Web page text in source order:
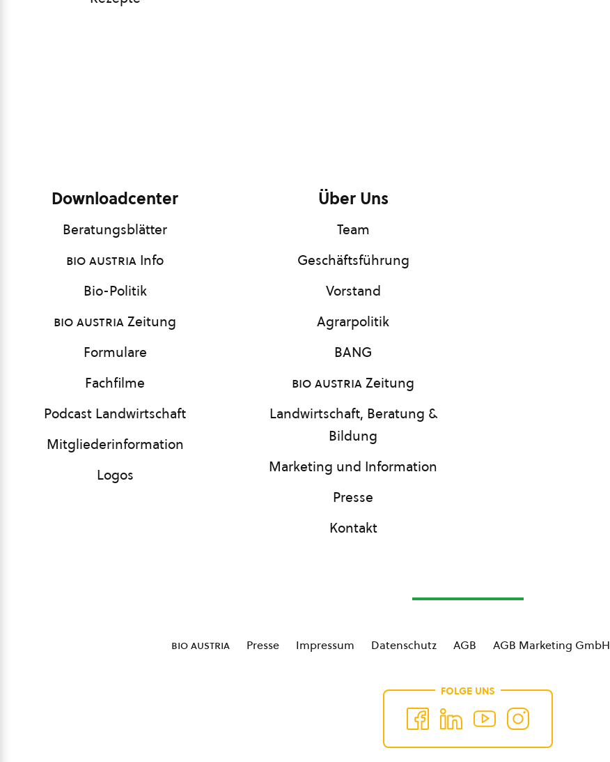
Downloadcenter
Beratungsblätter
bio austria Info
Bio-Politik
bio austriaZeitung
Formulare
Fachfilme
Podcast Landwirtschaft
Mitgliederinformation
Logos
Über Uns
Team
Geschäftsführung
Vorstand
Agrarpolitik
BANG
bio austriaZeitung
Landwirtschaft, Beratung &
Bildung
Marketing und Information
Presse
Kontakt
bio austria Presse Impressum Datenschutz AGB AGB Marketing GmbH
FOLGE UNS